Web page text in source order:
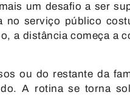
um desafio a ser
no serviço público
a distância começa a
ou do restante da
A rotina se torna